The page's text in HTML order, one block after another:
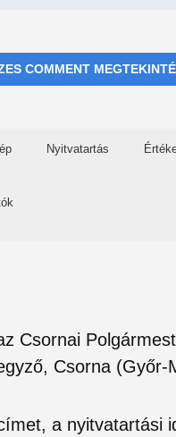
COMMENT
Nyitvatartás
Csornai
Csorna (Győr-
a nyitvatartási